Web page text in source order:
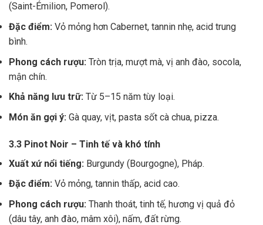
(Saint-Émilion, Pomerol).
Đặc điểm: Vỏ mỏng hơn Cabernet, tannin nhẹ, acid trung
bình.
Phong cách rượu: Tròn trịa, mượt mà, vị anh đào, socola,
mận chín.
Khả năng lưu trữ: Từ 5–15 năm tùy loại.
Món ăn gợi ý: Gà quay, vịt, pasta sốt cà chua, pizza.
3.3 Pinot Noir – Tinh tế và khó tính
Xuất xứ nổi tiếng: Burgundy (Bourgogne), Pháp.
Đặc điểm: Vỏ mỏng, tannin thấp, acid cao.
Phong cách rượu: Thanh thoát, tinh tế, hương vị quả đỏ
(dâu tây, anh đào, mâm xôi), nấm, đất rừng.